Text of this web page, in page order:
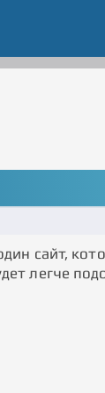
сайт,
легче